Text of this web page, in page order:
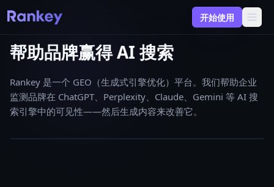
开始使用
帮助品牌赢得 AI 搜索
Rankey 是一个 GEO（生成式引擎优化）平台。我们帮助企业
监测品牌在 ChatGPT、Perplexity、Claude、Gemini 等 AI 搜
索引擎中的可见性——然后生成内容来改善它。